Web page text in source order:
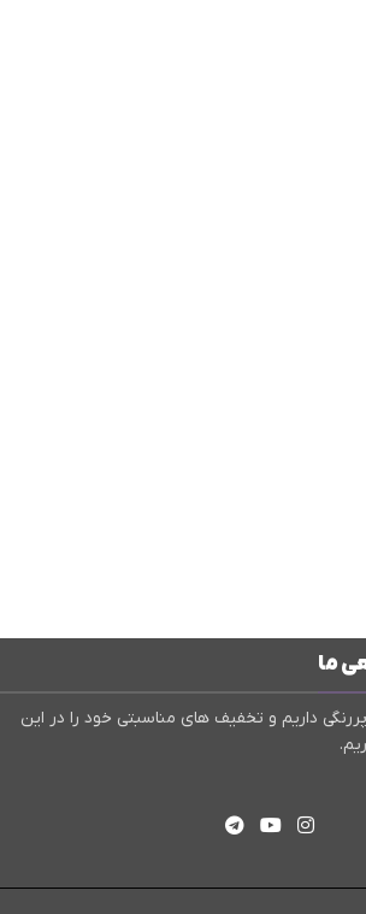
ما
داریم و تخفیف های مناسبتی خود را در این